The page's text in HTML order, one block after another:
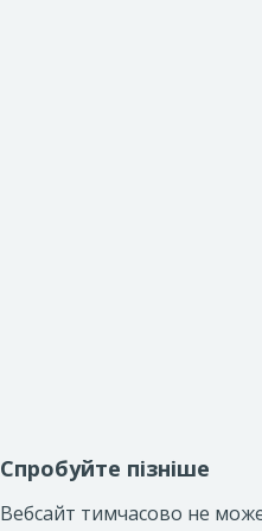
Спробуйте пізніше
Вебсайт тимчасово не